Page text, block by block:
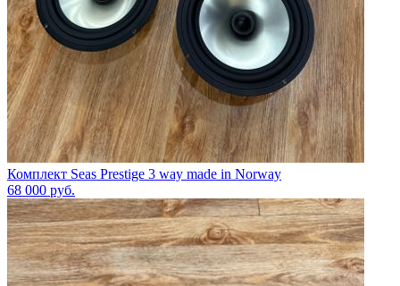
Комплект Seas Prestige 3 way made in Norway
68 000 руб.